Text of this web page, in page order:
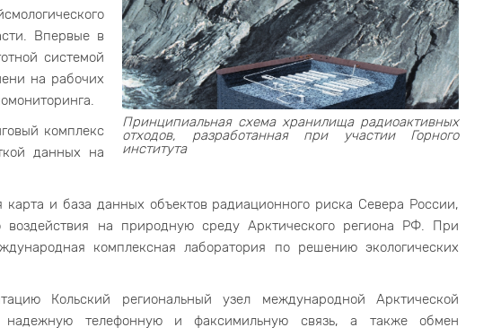
Принципиальная схема хранилища радиоактивных
отходов, разработанная при участии Горного
института
Впервые в
системой
на рабочих
комплекс
данных на
и база данных объектов радиационного риска Севера России,
воздействия на природную среду Арктического региона РФ. При
комплексная лаборатория по решению экологических
Кольский региональный узел международной Арктической
надежную телефонную и факсимильную связь, а также обмен